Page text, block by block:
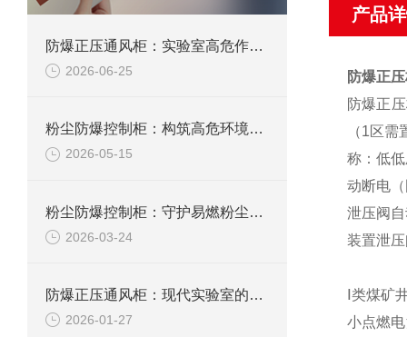
防爆正压通风柜：实验室高危作业的安全防护载体
2026-06-25
粉尘防爆控制柜：构筑高危环境下的电气安全屏障
2026-05-15
粉尘防爆控制柜：守护易燃粉尘环境下的电气安全
2026-03-24
防爆正压通风柜：现代实验室的安全屏障
2026-01-27
产品
防爆正
防爆正
（1区
称：低
动断电
泄压阀
装置泄
Ⅰ类煤矿
小点燃